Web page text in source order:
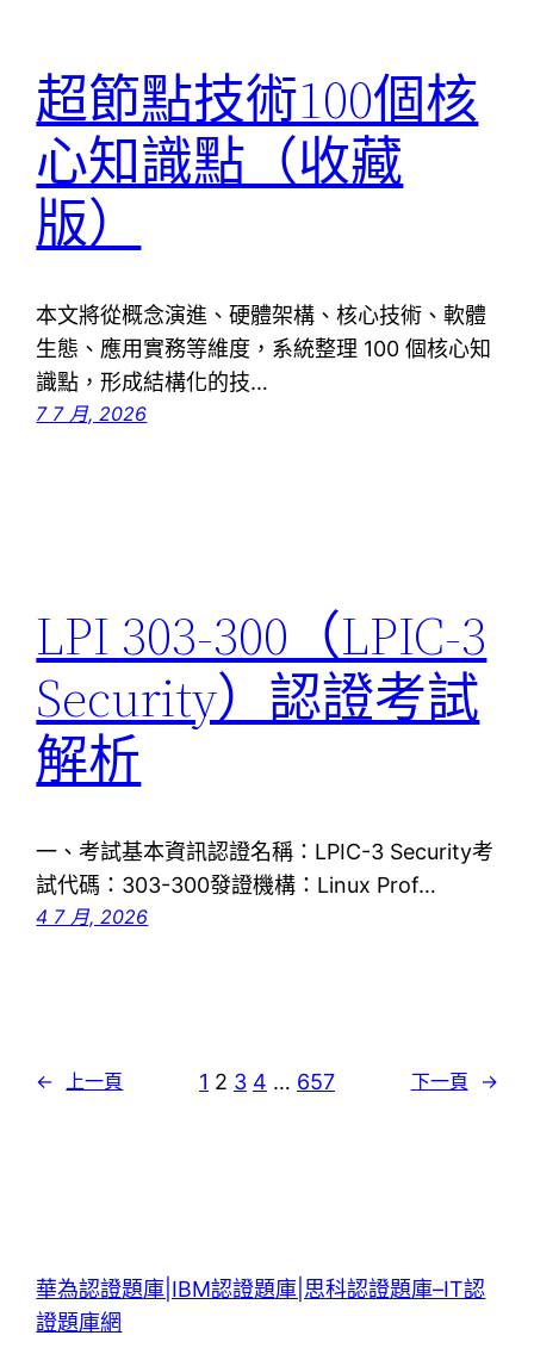
超節點技術100個核
心知識點（收藏
版）
本文將從概念演進、硬體架構、核心技術、軟體
生態、應用實務等維度，系統整理 100 個核心知
識點，形成結構化的技…
7 7 月, 2026
LPI 303-300（LPIC-3
Security）認證考試
解析
一、考試基本資訊認證名稱：LPIC-3 Security考
試代碼：303-300發證機構：Linux Prof…
4 7 月, 2026
← 上一頁 1 2 3 4 … 657 下一頁 →
華為認證題庫|IBM認證題庫|思科認證題庫–IT認
證題庫網